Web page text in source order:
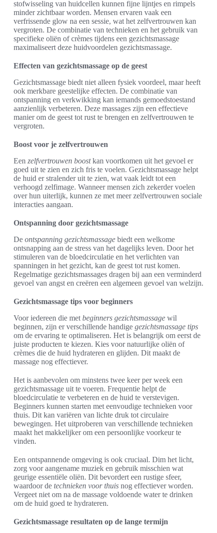
stofwisseling van huidcellen kunnen fijne lijntjes en rimpels
minder zichtbaar worden. Mensen ervaren vaak een
verfrissende glow na een sessie, wat het zelfvertrouwen kan
vergroten. De combinatie van technieken en het gebruik van
specifieke oliën of crèmes tijdens een gezichtsmassage
maximaliseert deze huidvoordelen gezichtsmassage.
Effecten van gezichtsmassage op de geest
Gezichtsmassage biedt niet alleen fysiek voordeel, maar heeft
ook merkbare geestelijke effecten. De combinatie van
ontspanning en verkwikking kan iemands gemoedstoestand
aanzienlijk verbeteren. Deze massages zijn een effectieve
manier om de geest tot rust te brengen en zelfvertrouwen te
vergroten.
Boost voor je zelfvertrouwen
Een zelfvertrouwen boostkan voortkomen uit het gevoel er
goed uit te zien en zich fris te voelen. Gezichtsmassage helpt
de huid er stralender uit te zien, wat vaak leidt tot een
verhoogd zelfimage. Wanneer mensen zich zekerder voelen
over hun uiterlijk, kunnen ze met meer zelfvertrouwen sociale
interacties aangaan.
Ontspanning door gezichtsmassage
De ontspanning gezichtsmassage biedt een welkome
ontsnapping aan de stress van het dagelijks leven. Door het
stimuleren van de bloedcirculatie en het verlichten van
spanningen in het gezicht, kan de geest tot rust komen.
Regelmatige gezichtsmassages dragen bij aan een verminderd
gevoel van angst en creëren een algemeen gevoel van welzijn.
Gezichtsmassage tips voor beginners
Voor iedereen die met beginners gezichtsmassage wil
beginnen, zijn er verschillende handige gezichtsmassage tips
om de ervaring te optimaliseren. Het is belangrijk om eerst de
juiste producten te kiezen. Kies voor natuurlijke oliën of
crèmes die de huid hydrateren en glijden. Dit maakt de
massage nog effectiever.
Het is aanbevolen om minstens twee keer per week een
gezichtsmassage uit te voeren. Frequentie helpt de
bloedcirculatie te verbeteren en de huid te verstevigen.
Beginners kunnen starten met eenvoudige technieken voor
thuis. Dit kan variëren van lichte druk tot circulaire
bewegingen. Het uitproberen van verschillende technieken
maakt het makkelijker om een persoonlijke voorkeur te
vinden.
Een ontspannende omgeving is ook cruciaal. Dim het licht,
zorg voor aangename muziek en gebruik misschien wat
geurige essentiële oliën. Dit bevordert een rustige sfeer,
waardoor de technieken voor thuis nog effectiever worden.
Vergeet niet om na de massage voldoende water te drinken
om de huid goed te hydrateren.
Gezichtsmassage resultaten op de lange termijn